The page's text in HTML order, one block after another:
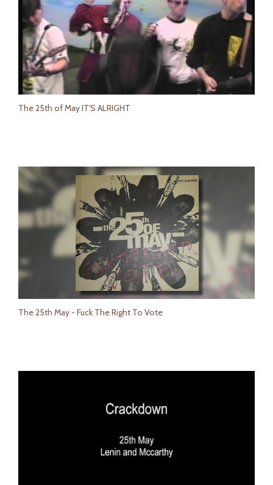
The 25th of May IT'S ALRIGHT
The 25th May - Fuck The Right To Vote